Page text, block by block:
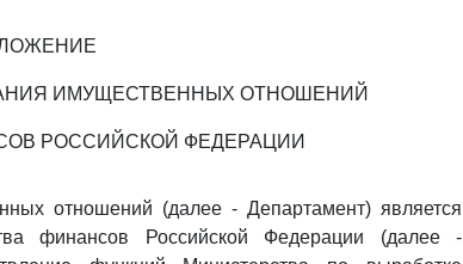
ИМУЩЕСТВЕННЫХ ОТНОШЕНИЙ
РОССИЙСКОЙ ФЕДЕРАЦИИ
отношений (далее - Департамент) является
финансов Российской Федерации (далее -